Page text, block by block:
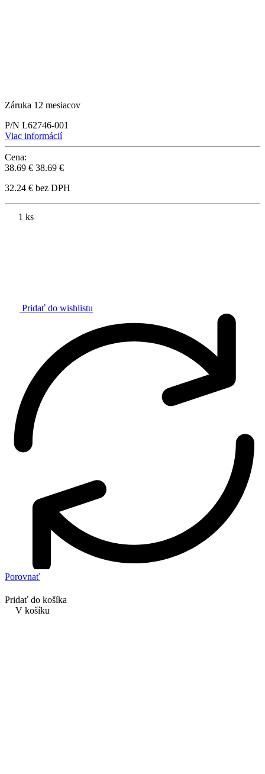
Záruka 12 mesiacov
P/N L62746-001
Viac informácií
Cena:
38.69 € 38.69 €
32.24 € bez DPH
1 ks
Pridať do wishlistu
Porovnať
Pridať do košíka
V košíku